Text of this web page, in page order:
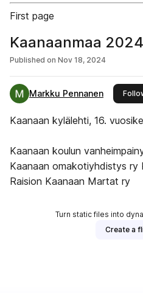
First page
Kaanaanmaa 2024
Published on Nov 18, 2024
Markku Pennanen
Kaanaan kylälehti, 16.
Kaanaan koulun
Kaanaan omakotiyhdistys ry
Raision Kaanaan Martat ry
Turn static files into
Create a